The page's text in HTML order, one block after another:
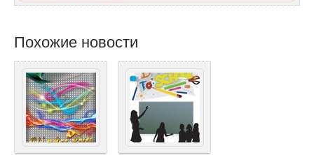
Похожие новости